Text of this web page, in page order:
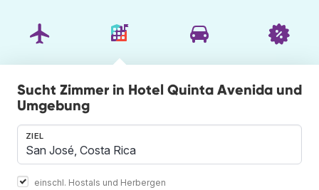
Sucht Zimmer in Hotel Quinta Avenida und
Umgebung
ZIEL
einschl. Hostals und Herbergen